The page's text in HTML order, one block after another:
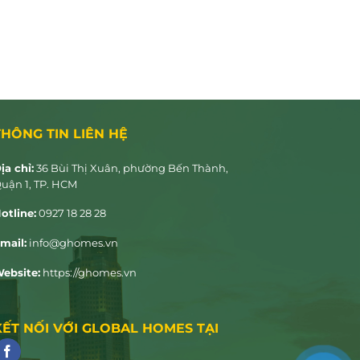
TIN LIÊN HỆ
chỉ: 36 Bùi Thị Xuân, phường Bến Thành,
1, TP. HCM
0927 18 28 28
info@ghomes.vn
https://ghomes.vn
NỐI VỚI GLOBAL HOMES TẠI